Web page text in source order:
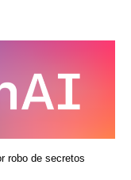
robo de secretos